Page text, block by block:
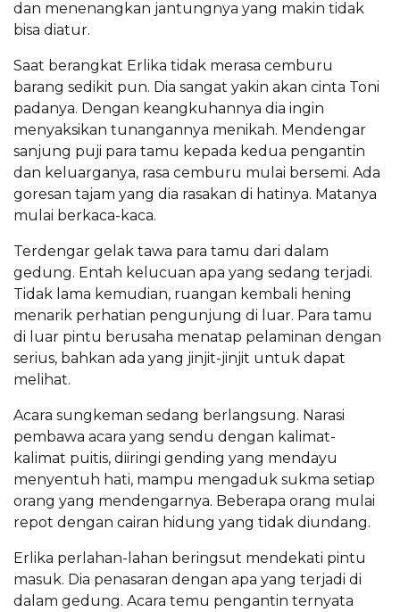
dan menenangkan jantungnya yang makin tidak
bisa diatur.
Saat berangkat Erlika tidak merasa cemburu
barang sedikit pun. Dia sangat yakin akan cinta Toni
padanya. Dengan keangkuhannya dia ingin
menyaksikan tunangannya menikah. Mendengar
sanjung puji para tamu kepada kedua pengantin
dan keluarganya, rasa cemburu mulai bersemi. Ada
goresan tajam yang dia rasakan di hatinya. Matanya
mulai berkaca-kaca.
Terdengar gelak tawa para tamu dari dalam
gedung. Entah kelucuan apa yang sedang terjadi.
Tidak lama kemudian, ruangan kembali hening
menarik perhatian pengunjung di luar. Para tamu
di luar pintu berusaha menatap pelaminan dengan
serius, bahkan ada yang jinjit-jinjit untuk dapat
melihat.
Acara sungkeman sedang berlangsung. Narasi
pembawa acara yang sendu dengan kalimat-
kalimat puitis, diiringi gending yang mendayu
menyentuh hati, mampu mengaduk sukma setiap
orang yang mendengarnya. Beberapa orang mulai
repot dengan cairan hidung yang tidak diundang.
Erlika perlahan-lahan beringsut mendekati pintu
masuk. Dia penasaran dengan apa yang terjadi di
dalam gedung. Acara temu pengantin ternyata